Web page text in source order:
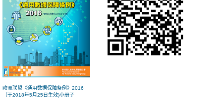
欧洲联盟《通用数据保障条例》2016
（于2018年5月25日生效)小册子